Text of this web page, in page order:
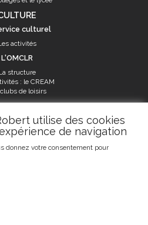
utilise des cookies
de navigation
donnez votre consentement pour
culturel
activités
L'OMCLR
structure
: le CREAM
de loisirs
SPORT
sportifs
municipaux
activités